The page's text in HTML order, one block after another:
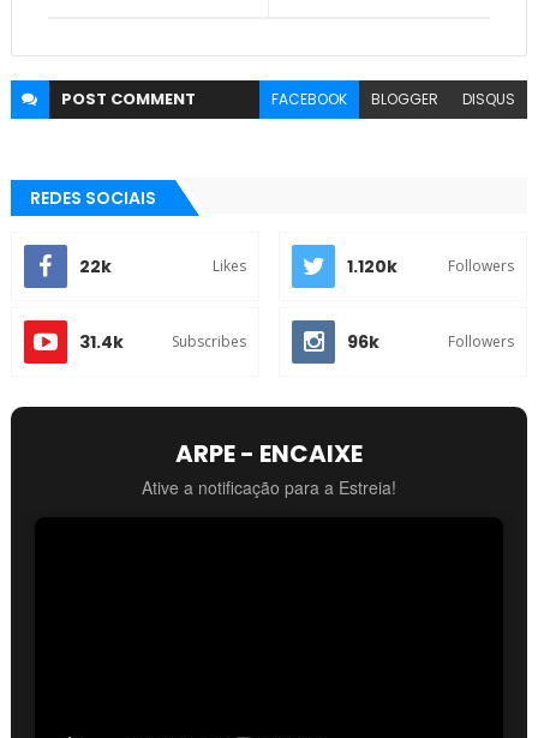
POST COMMENT FACEBOOK BLOGGER DISQUS
REDES SOCIAIS
22k Likes 1.120k Followers
31.4k Subscribes 96k Followers
ARPE - ENCAIXE
Ative a notificação para a Estreia!